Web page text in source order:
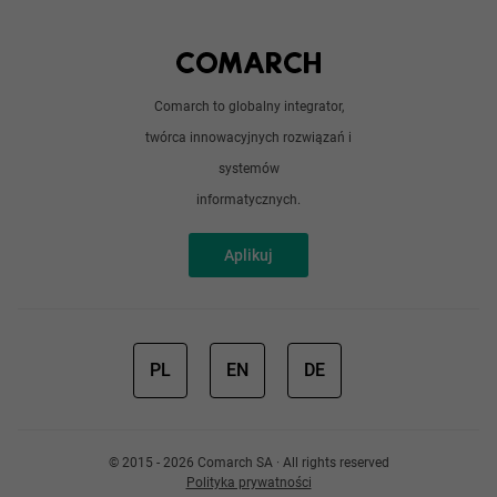
Comarch to globalny integrator,
twórca innowacyjnych rozwiązań i
systemów
informatycznych.
Aplikuj
Doświadczeni programiści
PL EN DE
© 2015 - 2026 Comarch SA · All rights reserved
Polityka prywatności